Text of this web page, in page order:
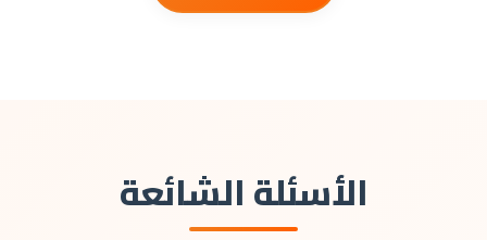
الأسئلة الشائعة